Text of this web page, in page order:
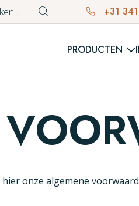
+31
PRODUCTEN
hieronze algemene